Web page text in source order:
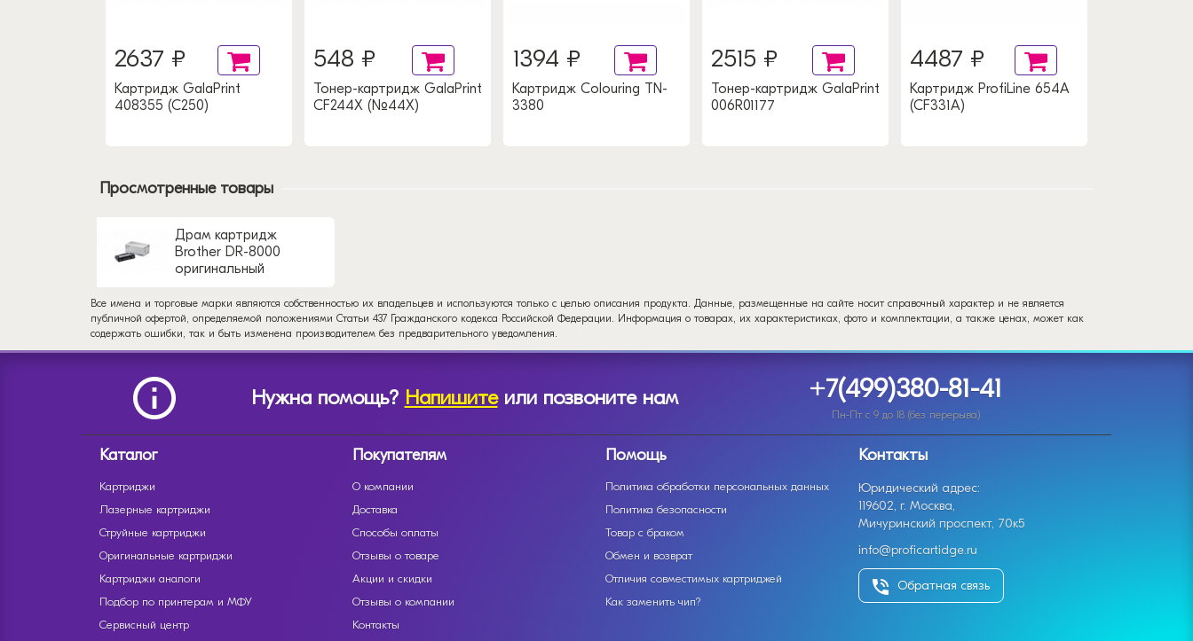
2637 ₽
Картридж GalaPrint
408355 (C250)
548 ₽
Тонер-картридж GalaPrint
CF244X (№44X)
1394 ₽
Картридж Colouring TN-
3380
2515 ₽
Тонер-картридж GalaPrint
006R01177
4487 ₽
Картридж ProfiLine 654A
(CF331A)
Просмотренные товары
Драм картридж
Brother DR-8000
оригинальный
Все имена и торговые марки являются собственностью их владельцев и используются только с целью описания продукта. Данные, размещенные на сайте носит справочный характер и не является
публичной офертой, определяемой положениями Статьи 437 Гражданского кодекса Российской Федерации. Информация о товарах, их характеристиках, фото и комплектации, а также ценах, может как
содержать ошибки, так и быть изменена производителем без предварительного уведомления.
Нужна помощь? Напишитеили позвоните нам +7(499)380-81-41
Пн-Пт с 9 до 18 (без перерыва)
Каталог
Картриджи
Лазерные картриджи
Струйные картриджи
Оригинальные картриджи
Картриджи аналоги
Подбор по принтерам и МФУ
Сервисный центр
Покупателям
О компании
Доставка
Способы оплаты
Отзывы о товаре
Акции и скидки
Отзывы о компании
Контакты
Помощь
Политика обработки персональных данных
Политика безопасности
Товар с браком
Обмен и возврат
Отличия совместимых картриджей
Как заменить чип?
Контакты
Юридический адрес:
119602, г. Москва,
Мичуринский проспект, 70к5
info@proficartidge.ru
Обратная связь